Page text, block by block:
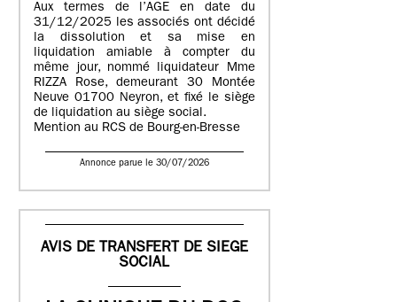
Aux termes de l’AGE en date du
31/12/2025 les associés ont décidé
la dissolution et sa mise en
liquidation amiable à compter du
même jour, nommé liquidateur Mme
RIZZA Rose, demeurant 30 Montée
Neuve 01700 Neyron, et fixé le siège
de liquidation au siège social.
Mention au RCS de Bourg-en-Bresse
Annonce parue le 30/07/2026
AVIS DE TRANSFERT DE SIEGE
SOCIAL